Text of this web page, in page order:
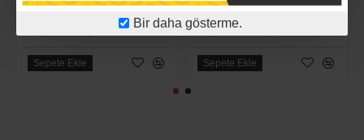
Bir daha gösterme.
Sepete Ekle
67,46TL
Sepete Ekle